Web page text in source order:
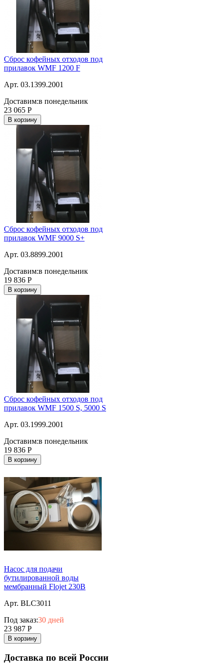
Сброс кофейных отходов под
прилавок WMF 1200 F
Арт. 03.1399.2001
Доставим:в понедельник
23 065 Р
В корзину
Сброс кофейных отходов под
прилавок WMF 9000 S+
Арт. 03.8899.2001
Доставим:в понедельник
19 836 Р
В корзину
Сброс кофейных отходов под
прилавок WMF 1500 S, 5000 S
Арт. 03.1999.2001
Доставим:в понедельник
19 836 Р
В корзину
Насос для подачи
бутилированной воды
мембранный Flojet 230В
Арт. BLC3011
Под заказ:30 дней
23 987 Р
В корзину
Доставка по всей России